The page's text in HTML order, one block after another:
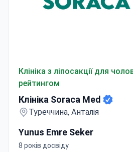
Клініка з ліпосакції для
рейтингом
Клініка Soraca Med
Туреччина, Анталія
Yunus Emre Seker
8 років досвіду